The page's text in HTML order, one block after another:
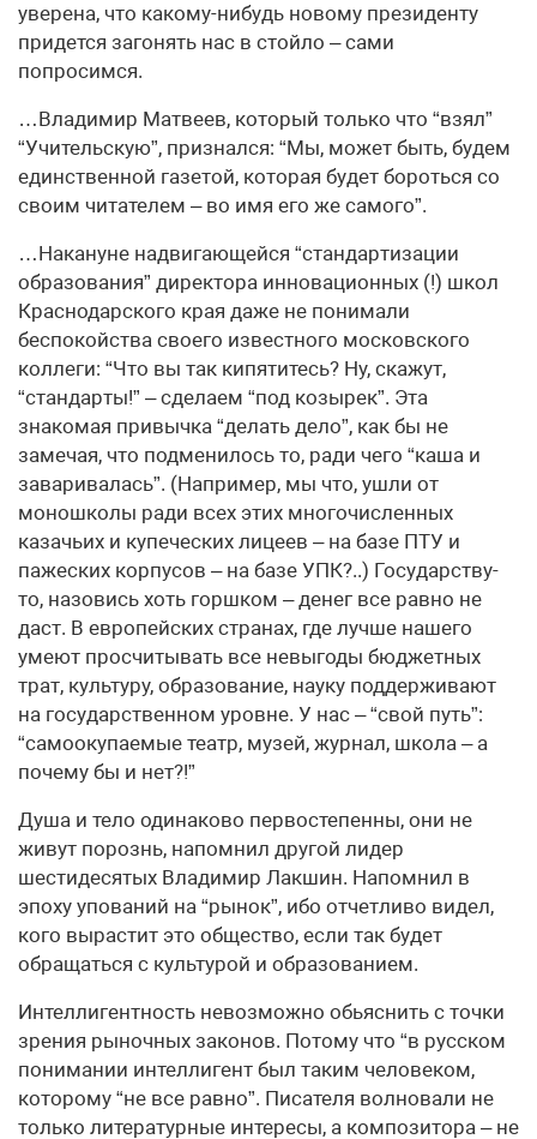
уверена, что какому-нибудь новому президенту
придется загонять нас в стойло – сами
попросимся.
…Владимир Матвеев, который только что “взял”
“Учительскую”, признался: “Мы, может быть, будем
единственной газетой, которая будет бороться со
своим читателем – во имя его же самого”.
…Накануне надвигающейся “стандартизации
образования” директора инновационных (!) школ
Краснодарского края даже не понимали
беспокойства своего известного московского
коллеги: “Что вы так кипятитесь? Ну, скажут,
“стандарты!” – сделаем “под козырек”. Эта
знакомая привычка “делать дело”, как бы не
замечая, что подменилось то, ради чего “каша и
заваривалась”. (Например, мы что, ушли от
моношколы ради всех этих многочисленных
казачьих и купеческих лицеев – на базе ПТУ и
пажеских корпусов – на базе УПК?..) Государству-
то, назовись хоть горшком – денег все равно не
даст. В европейских странах, где лучше нашего
умеют просчитывать все невыгоды бюджетных
трат, культуру, образование, науку поддерживают
на государственном уровне. У нас – “свой путь”:
“самоокупаемые театр, музей, журнал, школа – а
почему бы и нет?!”
Душа и тело одинаково первостепенны, они не
живут порознь, напомнил другой лидер
шестидесятых Владимир Лакшин. Напомнил в
эпоху упований на “рынок”, ибо отчетливо видел,
кого вырастит это общество, если так будет
обращаться с культурой и образованием.
Интеллигентность невозможно обьяснить с точки
зрения рыночных законов. Потому что “в русском
понимании интеллигент был таким человеком,
которому “не все равно”. Писателя волновали не
только литературные интересы, а композитора – не